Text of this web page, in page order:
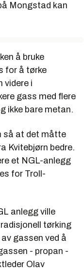
Mongstad kan
å bruke
for å tørke
videre i
gass med flere
ikke bare metan.
så at det måtte
Kvitebjørn bedre.
et NGL-anlegg
for Troll-
anlegg ville
tørking
gassen ved å
- propan -
Olav